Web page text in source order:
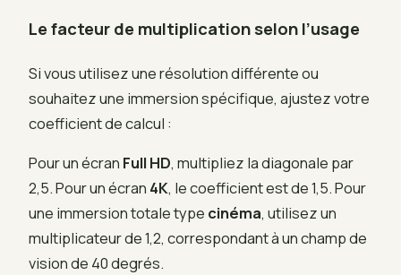
Le facteur de multiplication selon l’usage
Si vous utilisez une résolution différente ou
souhaitez une immersion spécifique, ajustez votre
coefficient de calcul :
Pour un écran Full HD, multipliez la diagonale par
2,5. Pour un écran 4K, le coefficient est de 1,5. Pour
une immersion totale type cinéma, utilisez un
multiplicateur de 1,2, correspondant à un champ de
vision de 40 degrés.